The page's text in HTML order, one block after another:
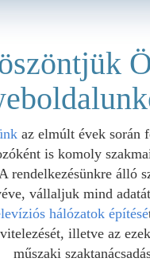
az elmúlt évek során
is komoly
rendelkezésünkre álló
vállaljuk mind
hálózatok építésé
illetve az
műszaki